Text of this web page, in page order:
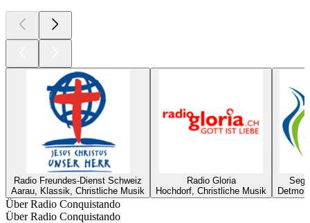
Radio Freundes-Dienst Schweiz
Aarau, Klassik, Christliche Musik
Radio Gloria
Hochdorf, Christliche Musik
Über Radio Conquistando
Über Radio Conquistando